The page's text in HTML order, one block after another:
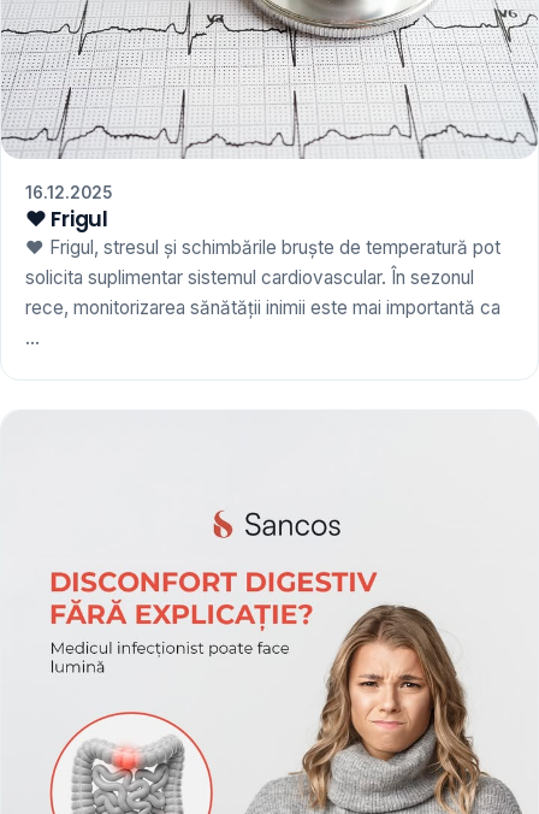
16.12.2025
❤️ Frigul
❤️ Frigul, stresul și schimbările bruște de temperatură pot
solicita suplimentar sistemul cardiovascular. În sezonul
rece, monitorizarea sănătății inimii este mai importantă ca
...